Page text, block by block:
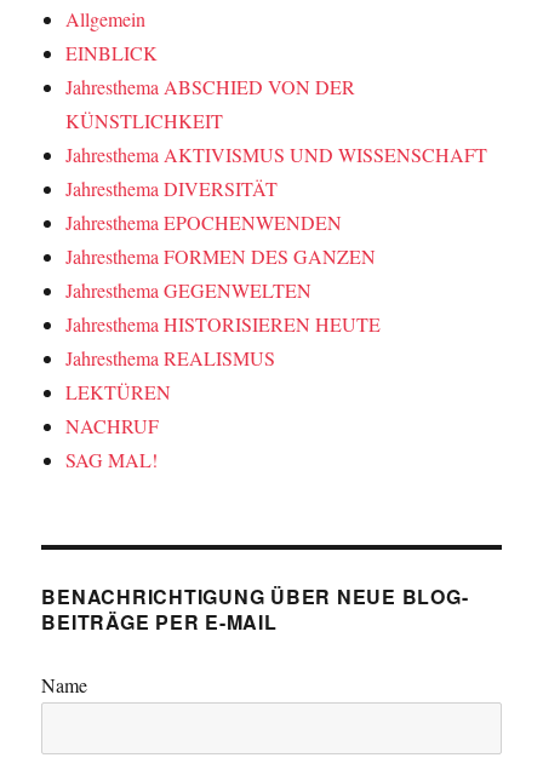
Allgemein
EINBLICK
Jahresthema ABSCHIED VON DER
KÜNSTLICHKEIT
Jahresthema AKTIVISMUS UND WISSENSCHAFT
Jahresthema DIVERSITÄT
Jahresthema EPOCHENWENDEN
Jahresthema FORMEN DES GANZEN
Jahresthema GEGENWELTEN
Jahresthema HISTORISIEREN HEUTE
Jahresthema REALISMUS
LEKTÜREN
NACHRUF
SAG MAL!
BENACHRICHTIGUNG ÜBER NEUE BLOG-
BEITRÄGE PER E-MAIL
Name